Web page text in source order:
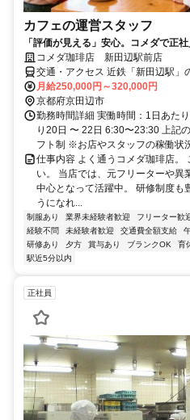
カフェの運営スタッフ
「評価が見える」安心。コメダで正
コメダ珈琲店 新⽥辺駅前店
交通・アクセス 近鉄「新⽥辺駅」
の東⼝から約3分
月給250,000円～320,000円
京都府京田辺市
勤務時間詳細 実働時間：1日あた
り20日 〜 22日 6:30〜23:30 上記
フト制 ※お店やスタッフの稼働状
仕事内容 よく通うコメダ珈琲店。
い。 当店では、元フリーターや
中心となって活躍中。 研修制度も
うになれ...
制服あり 業界未経験者歓迎 フリーター歓
経験不問
未経験者歓迎 交通費全額支給
研修あり
夕方 賞与あり ブランクOK 育
駅近5分以内
正社員